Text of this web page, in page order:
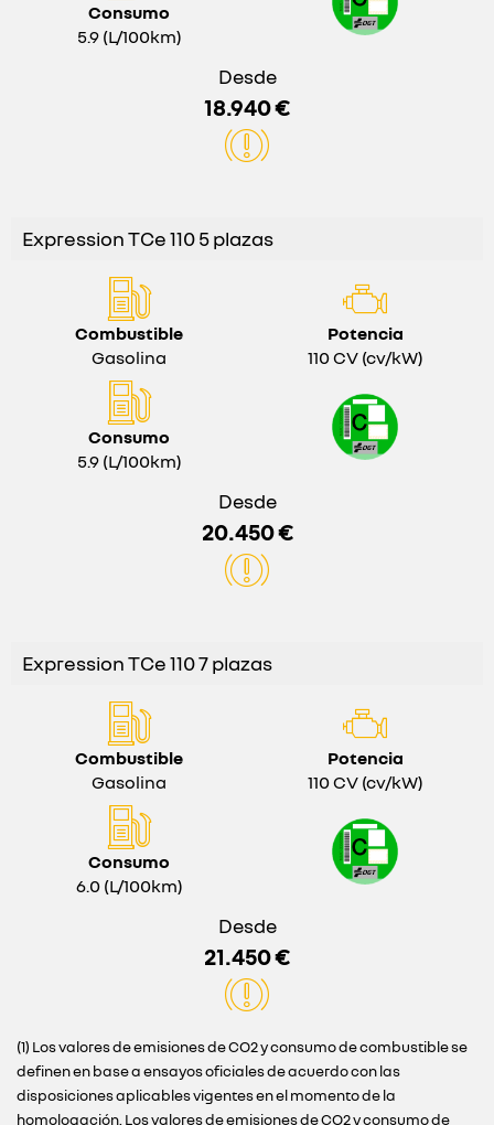
Consumo
5.9 (L/100km)
Desde
18.940 €
Expression TCe 110 5 plazas
Combustible
Gasolina
Potencia
110 CV (cv/kW)
Consumo
5.9 (L/100km)
Desde
20.450 €
Expression TCe 110 7 plazas
Combustible
Gasolina
Potencia
110 CV (cv/kW)
Consumo
6.0 (L/100km)
Desde
21.450 €
(1) Los valores de emisiones de CO2 y consumo de combustible se
definen en base a ensayos oficiales de acuerdo con las
disposiciones aplicables vigentes en el momento de la
homologación. Los valores de emisiones de CO2 y consumo de